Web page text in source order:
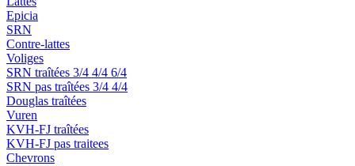
Epicia
SRN
Contre-lattes
Voliges
SRN traîtées 3/4 4/4 6/4
SRN pas traîtées 3/4 4/4
Douglas traîtées
Vuren
KVH-FJ traîtées
KVH-FJ pas traitees
Chevrons